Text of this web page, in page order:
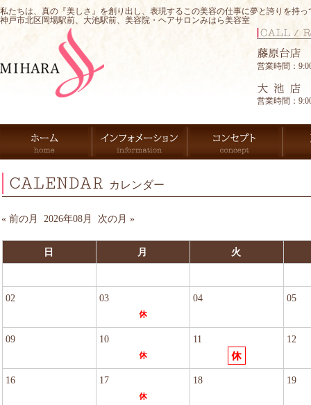
私たちは、真の『美しさ』を創り出し、表現するこの美容の仕事に夢と誇りを持
神戸市北区岡場駅前、大池駅前、美容院・ヘアサロンみはら美容室
営業時間：
営業時間：
CALENDAR カレンダー
« 前の月 2026年08月 次の月 »
日 月 火
02 03 04 05
09 10 11 12
16 17 18 19